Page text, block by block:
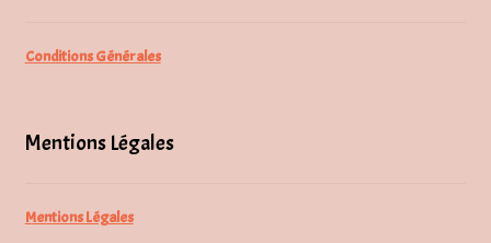
Conditions Générales
Mentions Légales
Mentions Légales